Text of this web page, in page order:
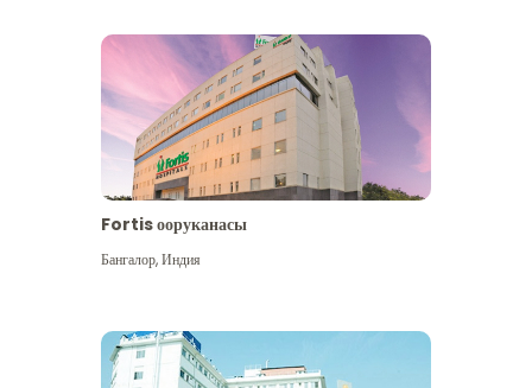
Fortis ооруканасы
Бангалор,Индия